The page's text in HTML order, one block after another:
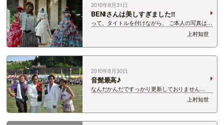
2010年8月31日
BENIさんは美しすぎました!!
って、タイトルを付けながら、 ご本人の写真はあ
りません。すみませぬ。。。 長岡市に7月にオー
プンしたばかりの結婚式場 ヒルサイドヴィラ シ
エルヴェルトにMCでお邪魔してきました☆ 会場
は、国営越後丘陵公園のわりと近く。ｗ…
上村知世
2010年8月30日
音髭最高♪
なんだかんだですっかり更新しておりません
で・・・ 申し訳ないです。 さ、今日ははりきっ
て日記をアップ♪ 8月28日(土)長岡市 国営越後丘
陵公園で開催された 【音楽と髭達2010
GENERATION】 行ってきました♪…
上村知世